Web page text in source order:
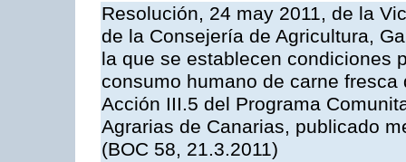
Resolución, 24 may 2011, de la
de la Consejería de Agricultura,
la que se establecen condiciones
consumo humano de carne
Acción III.5 del Programa
Agrarias de Canarias, publicado
(BOC 58, 21.3.2011)